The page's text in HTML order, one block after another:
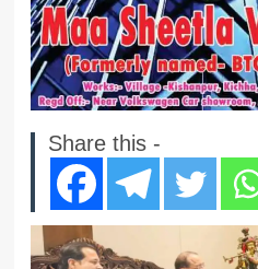
Share this -